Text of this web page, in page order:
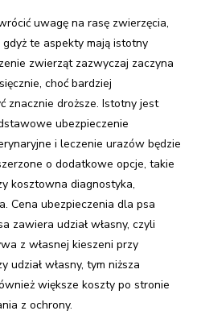
uwagę na rasę zwierzęcia,
te aspekty mają istotny
zwierząt zazwyczaj zaczyna
choć bardziej
znacznie droższe. Istotny jest
ubezpieczenie
i leczenie urazów będzie
o dodatkowe opcje, takie
kosztowna diagnostyka,
Cena ubezpieczenia dla psa
zawiera udział własny, czyli
z własnej kieszeni przy
udział własny, tym niższa
większe koszty po stronie
z ochrony.